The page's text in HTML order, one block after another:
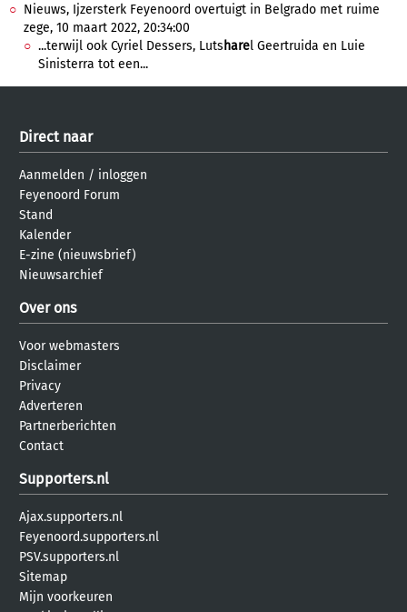
Nieuws, Ijzersterk Feyenoord overtuigt in Belgrado met ruime
zege, 10 maart 2022, 20:34:00
...terwijl ook Cyriel Dessers, Luts harel Geertruida en Luie
Sinisterra tot een...
Direct naar
Aanmelden / inloggen
Feyenoord Forum
Stand
Kalender
E-zine (nieuwsbrief)
Nieuwsarchief
Over ons
Voor webmasters
Disclaimer
Privacy
Adverteren
Partnerberichten
Contact
Supporters.nl
Ajax.supporters.nl
Feyenoord.supporters.nl
PSV.supporters.nl
Sitemap
Mijn voorkeuren